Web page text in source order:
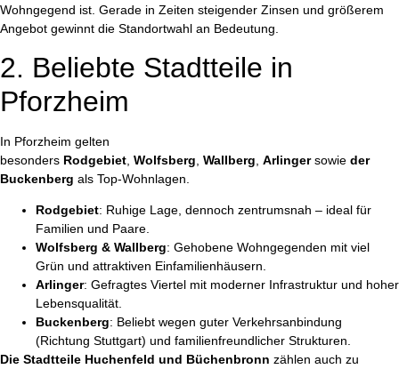
Wohngegend ist. Gerade in Zeiten steigender Zinsen und größerem
Angebot gewinnt die Standortwahl an Bedeutung.
2. Beliebte Stadtteile in
Pforzheim
In Pforzheim gelten
besonders Rodgebiet Wolfsberg Wallberg Arlingersowie der
Buckenberg als Top-Wohnlagen.
Rodgebiet: Ruhige Lage, dennoch zentrumsnah – ideal für
Familien und Paare.
Wolfsberg & Wallberg: Gehobene Wohngegenden mit viel
Grün und attraktiven Einfamilienhäusern.
Arlinger: Gefragtes Viertel mit moderner Infrastruktur und hoher
Lebensqualität.
Buckenberg: Beliebt wegen guter Verkehrsanbindung
(Richtung Stuttgart) und familienfreundlicher Strukturen.
Die Stadtteile Huchenfeld und Büchenbronn zählen auch zu